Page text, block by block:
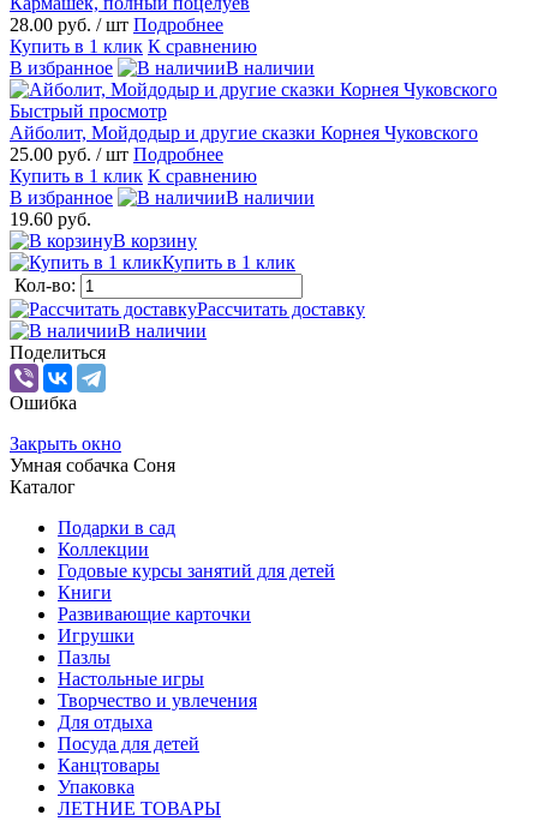
28.00 руб. / шт Подробнее
Купить в 1 клик К сравнению
В избранное
В наличии
Быстрый просмотр
Айболит, Мойдодыр и другие сказки Корнея Чуковского
25.00 руб. / шт Подробнее
Купить в 1 клик К сравнению
В избранное
В наличии
19.60 руб.
В корзину
Купить в 1 клик
Кол-во:
Рассчитать доставку
В наличии
Поделиться
Ошибка
Закрыть окно
Умная собачка Соня
Каталог
Подарки в сад
Коллекции
Годовые курсы занятий для детей
Книги
Развивающие карточки
Игрушки
Пазлы
Настольные игры
Творчество и увлечения
Для отдыха
Посуда для детей
Канцтовары
Упаковка
ЛЕТНИЕ ТОВАРЫ